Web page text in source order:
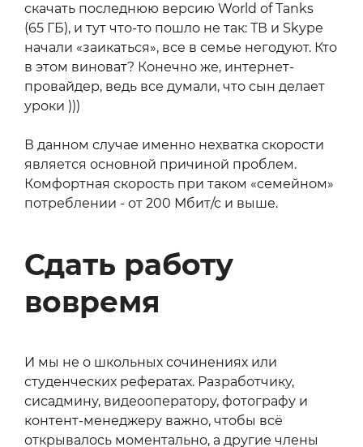
скачать последнюю версию World of Tanks
(65 ГБ), и тут что-то пошло не так: ТВ и Skype
начали «заикаться», все в семье негодуют. Кто
в этом виноват? Конечно же, интернет-
провайдер, ведь все думали, что сын делает
уроки )))
В данном случае именно нехватка скорости
является основной причиной проблем.
Комфортная скорость при таком «семейном»
потреблении - от 200 Мбит/с и выше.
Сдать работу
вовремя
И мы не о школьных сочинениях или
студенческих рефератах. Разработчику,
сисадмину, видеооператору, фотографу и
контент-менеджеру важно, чтобы всё
открывалось моментально, а другие члены